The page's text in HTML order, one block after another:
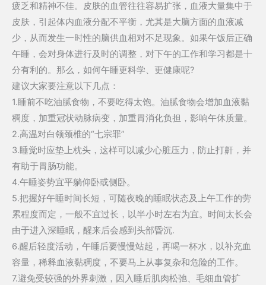
疲乏和精神不佳。皮肤的血管往往容易扩张，血液大量集中于
皮肤，引起体内血液分配不平衡，尤其是大脑方面的血液减
少，从而发生一时性的脑供血相对不足现象。如果午饭后正确
午睡，会对身体进行及时的调整，对下午的工作和学习都是十
分有利的。那么，如何午睡更科学、更健康呢?
建议大家要注意以下几点：
1.睡前不吃油腻食物，不要吃得太饱。油腻食物会增加血液黏
稠度，加重冠状动脉病变，加重胃消化负担，影响午休质量。
2.高温对白领颈椎的“七宗罪”
3.睡觉时应垫上枕头，这样可以减少心脏压力，防止打鼾，并
有助于胃肠功能。
4.午睡姿势宜平躺仰卧或侧卧。
5.把握好午睡时间长短，可随夜晚的睡眠状态及上午工作的劳
累程度而定，一般不宜过长，以半小时左右为宜。时间太长会
由于进入深睡眠，醒来后会感到头部昏沉.
6.醒后轻度活动，午睡后要慢慢站起，再喝一杯水，以补充血
容量，稀释血液黏稠度，不要马上从事复杂和危险的工作。
7.避免受较强的外界刺激，因入睡后肌肉松弛、毛细血管扩